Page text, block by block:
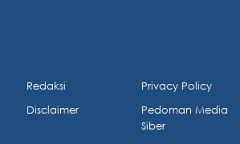
Redaksi
Disclaimer
Privacy Policy
Pedoman Media
Siber